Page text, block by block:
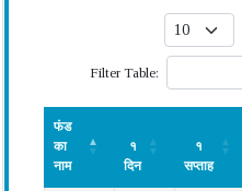
Filter Table:
फंड
का
नाम
१
दिन
१
सप्ताह